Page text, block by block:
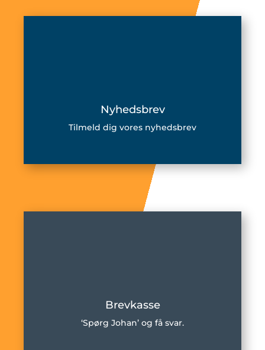
Nyhedsbrev
Tilmeld dig vores nyhedsbrev
Brevkasse
‘Spørg Johan’ og få svar.